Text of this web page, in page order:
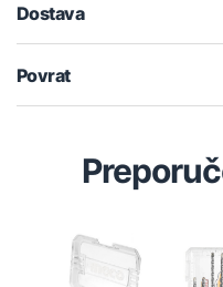
Dostava
Povrat